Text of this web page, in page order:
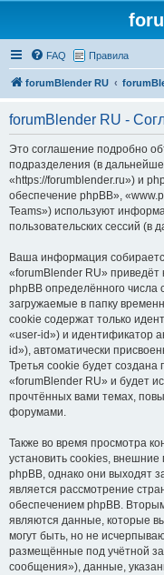
FAQ Правила
forumBlender RU
forumBlender RU -
Это соглашение подробно
подразделения (в
«https://forumblender.ru») и
обеспечение phpBB»,
Teams») используют
пользовательских сессий
Ваша информация
«forumBlender RU»
phpBB определённого
загружаемые в папку
cookie содержат только
«user-id») и идентификатор
id»), автоматически
Третья cookie будет
«forumBlender RU» и будет
прочтённых вами темах,
форумами.
Также во время просмотра
установить cookies,
phpBB, однако они выходят
является рассмотрение
обеспечением phpBB.
являются данные, которые
могут быть, но не
размещённые под учётной
сообщения»), данные,